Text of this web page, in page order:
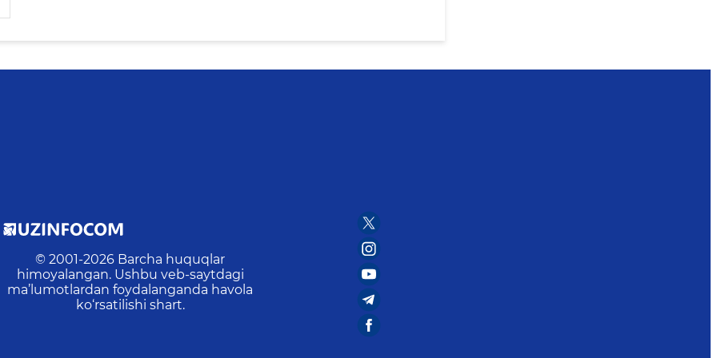
© 2001-2026 Barcha huquqlar
himoyalangan. Ushbu veb-saytdagi
ma’lumotlardan foydalanganda havola
ko‘rsatilishi shart.